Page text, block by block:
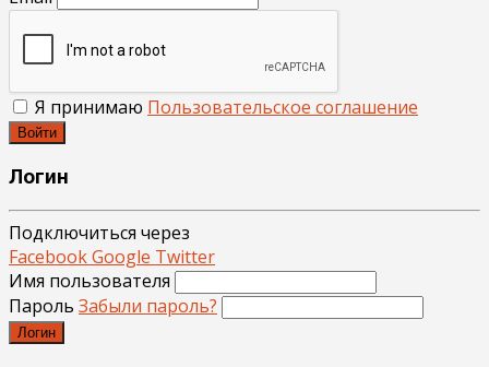
Я принимаю Пользовательское соглашение
Войти
Логин
Подключиться через
FacebookGoogle Twitter
Имя пользователя
Пароль Забыли пароль?
Логин